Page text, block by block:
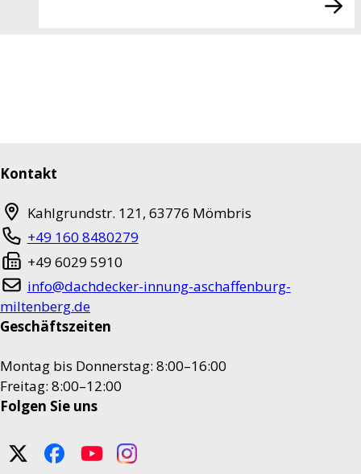
Kontakt
Kahlgrundstr. 121, 63776 Mömbris
+49 160 8480279
+49 6029 5910
info@dachdecker-innung-aschaffenburg-
miltenberg.de
Geschäftszeiten
Montag bis Donnerstag: 8:00–16:00
Freitag: 8:00–12:00
Folgen Sie uns